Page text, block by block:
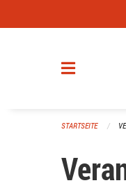
STARTSEITE